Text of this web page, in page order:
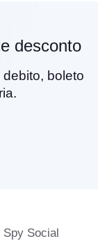
desconto
boleto
Spy Social